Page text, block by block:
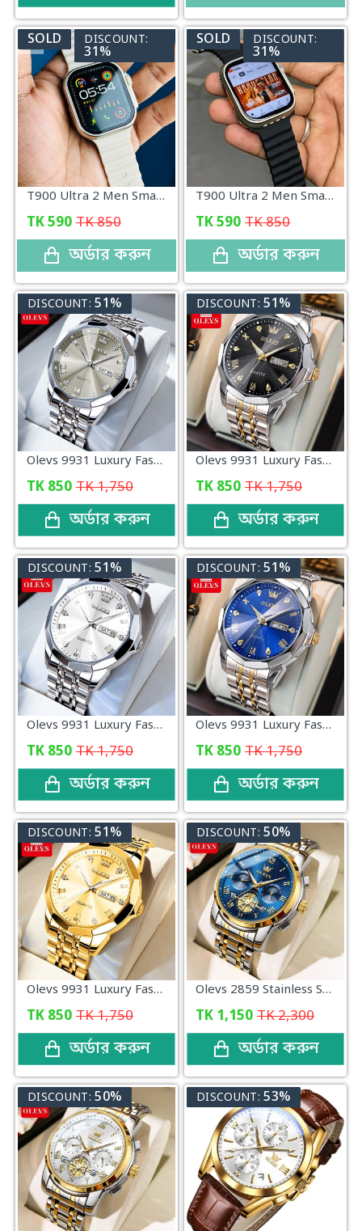
SOLD DISCOUNT:
31%
T900 Ultra 2 Men Smart Watch 2.3" HD Touch Screen Bluetooth Calling Sleep Sports Watch (White)
TK590 TK850
অর্ডার করুন
SOLD DISCOUNT:
31%
T900 Ultra 2 Men Smart Watch 2.3" HD Touch Screen Bluetooth Calling Sleep Sports Watch (Black)
TK590 TK850
অর্ডার করুন
DISCOUNT: 51%
Olevs 9931 Luxury Fashion Stainless Steel Imported Quartz Movement Waterproof Wrist Watch For Men (Silver)
TK 850 TK1,750
অর্ডার করুন
DISCOUNT: 51%
Olevs 9931 Luxury Fashion Stainless Steel Imported Quartz Movement Waterproof Wrist Watch For Men (Black)
TK 850 TK1,750
অর্ডার করুন
DISCOUNT: 51%
Olevs 9931 Luxury Fashion Stainless Steel Imported Quartz Movement Waterproof Wrist Watch For Men (White)
TK 850 TK1,750
অর্ডার করুন
DISCOUNT: 51%
Olevs 9931 Luxury Fashion Stainless Steel Imported Quartz Movement Waterproof Wrist Watch For Men (Blue)
TK 850 TK1,750
অর্ডার করুন
DISCOUNT: 51%
Olevs 9931 Luxury Fashion Stainless Steel Imported Quartz Movement Waterproof Wrist Watch For Men (Gold)
TK 850 TK1,750
অর্ডার করুন
DISCOUNT: 50%
Olevs 2859 Stainless Steel Blue & Golden Two Tone Chronograph Wrist Watch For Men
TK 1,150 TK2,300
অর্ডার করুন
DISCOUNT: 50% DISCOUNT: 53%